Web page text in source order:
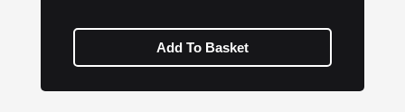
Add To Basket